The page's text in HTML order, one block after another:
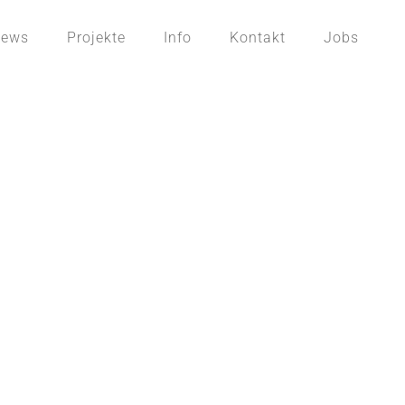
Projekte Info Kontakt Jobs